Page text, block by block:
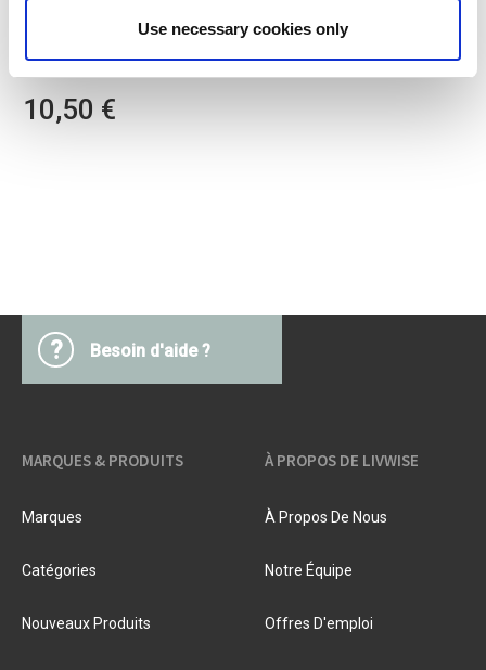
Use necessary cookies only
SET DE 3 POTS À COSMÉTIQUES EN VERRE AMBRÉ 20,
30 & 100ML
10,50 €
? Besoin d'aide ?
MARQUES & PRODUITS
Marques
Catégories
Nouveaux Produits
À PROPOS DE LIVWISE
À Propos De Nous
Notre Équipe
Offres D'emploi